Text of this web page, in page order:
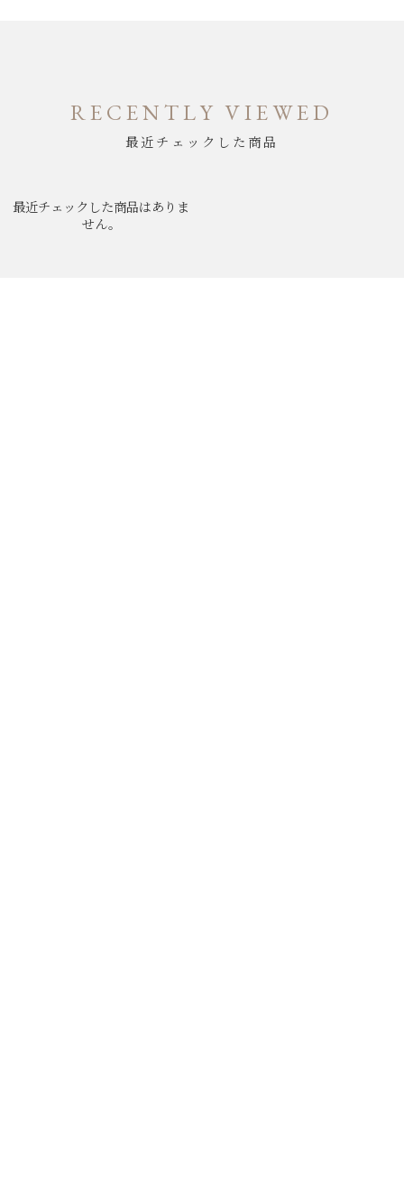
RECENTLY VIEWED
最近チェックした商品
最近チェックした商品はありま
せん。